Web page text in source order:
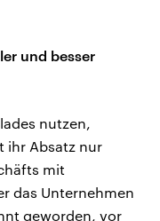
und besser
nutzen,
ihr Absatz nur
mit
das Unternehmen
geworden, vor